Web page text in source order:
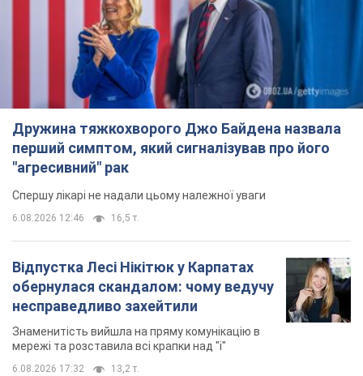
Дружина тяжкохворого Джо Байдена назвала
перший симптом, який сигналізував про його
"агресивний" рак
Спершу лікарі не надали цьому належної уваги
6.08.2026 12:46 16,5 т.
Відпустка Лесі Нікітюк у Карпатах
обернулася скандалом: чому ведучу
несправедливо захейтили
Знаменитість вийшла на пряму комунікацію в
мережі та розставила всі крапки над "і"
6.08.2026 17:32 13,2 т.